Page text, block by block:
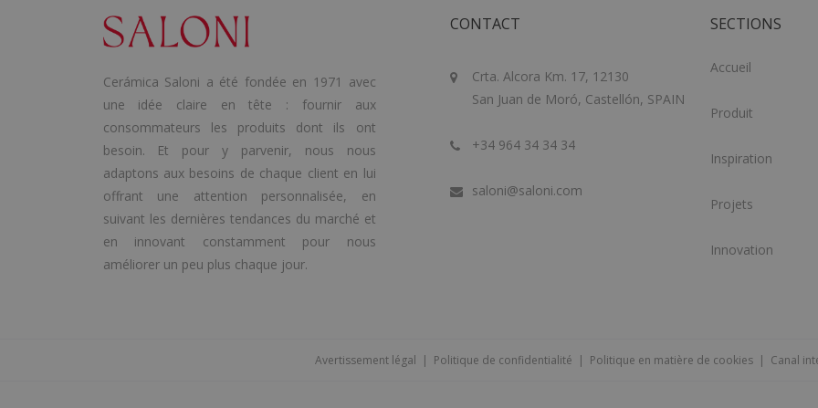
Cerámica Saloni a été fondée en 1971 avec
une idée claire en tête : fournir aux
consommateurs les produits dont ils ont
besoin. Et pour y parvenir, nous nous
adaptons aux besoins de chaque client en lui
offrant une attention personnalisée, en
suivant les dernières tendances du marché et
en innovant constamment pour nous
améliorer un peu plus chaque jour.
CONTACT
Crta. Alcora Km. 17, 12130
San Juan de Moró, Castellón, SPAIN
+34 964 34 34 34
saloni@saloni.com
SECTIONS
Accueil
Produit
Inspiration
Projets
Innovation
Avertissement légal | Politique de confidentialité | Politique en matière de cookies| Canal